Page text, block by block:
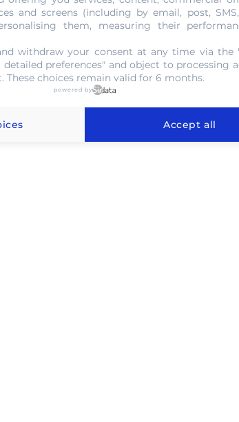
à Annœullin
and screens (including by email, post,
them, measuring their
withdraw your consent at any time via the
detailed preferences" and object to processing
These choices remain valid for 6 months.
powered by
Accept all